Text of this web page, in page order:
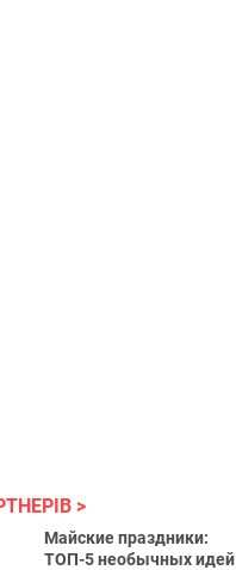
Майские праздники:
ТОП-5 необычных идей